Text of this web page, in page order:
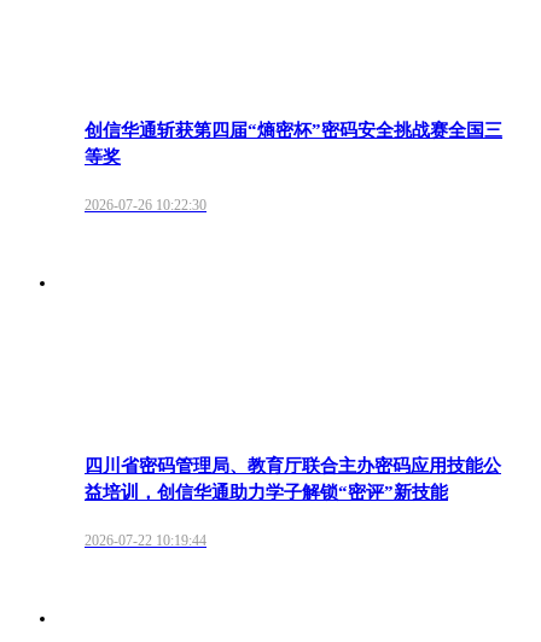
创信华通斩获第四届“熵密杯”密码安全挑战赛全国三
等奖
2026-07-26 10:22:30
四川省密码管理局、教育厅联合主办密码应用技能公
益培训，创信华通助力学子解锁“密评”新技能
2026-07-22 10:19:44